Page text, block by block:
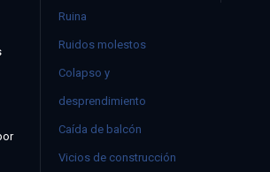
Ruina
Ruidos molestos
Colapso y
desprendimiento
Caída de balcón
Vicios de construcción